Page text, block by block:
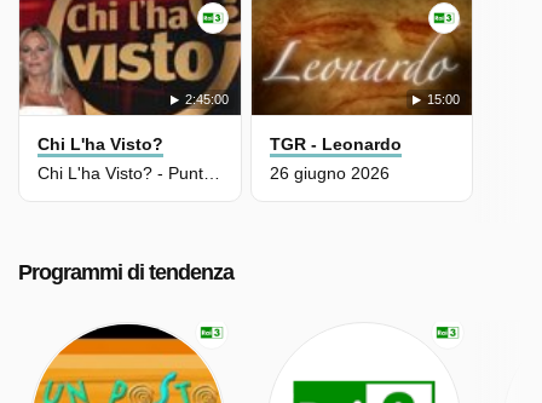
2:45:00
Chi L'ha Visto?
15:00
TGR - Leonardo
26 giugno 2026
Programmi di tendenza